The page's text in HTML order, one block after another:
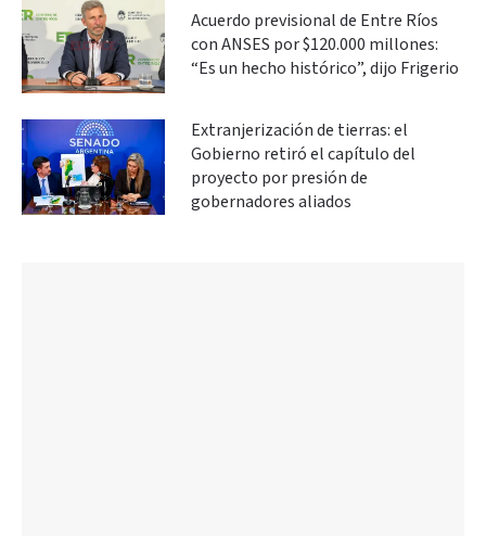
Acuerdo previsional de Entre Ríos
con ANSES por $120.000 millones:
“Es un hecho histórico”, dijo Frigerio
Extranjerización de tierras: el
Gobierno retiró el capítulo del
proyecto por presión de
gobernadores aliados